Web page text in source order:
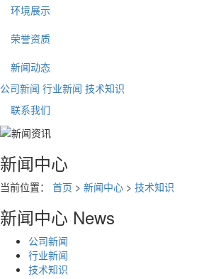
环境展示
荣誉资质
新闻动态
公司新闻 行业新闻 技术知识
联系我们
新闻中心
当前位置： 首页 > 新闻中心 > 技术知识
新闻中心 News
公司新闻
行业新闻
技术知识